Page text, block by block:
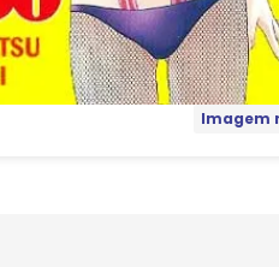
Imagem